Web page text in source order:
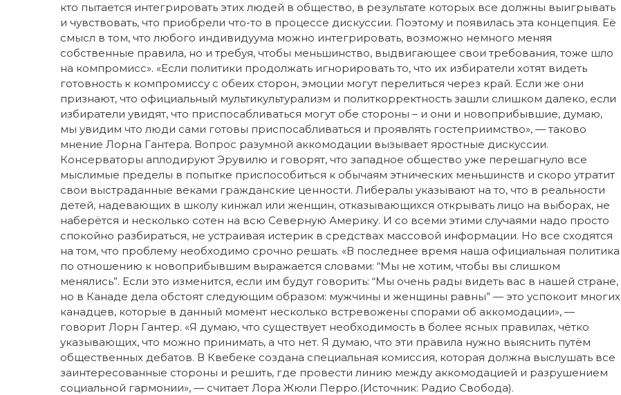
кто пытается интегрировать этих людей в общество, в результате которых все должны выигрывать
и чувствовать, что приобрели что-то в процессе дискуссии. Поэтому и появилась эта концепция. Её
смысл в том, что любого индивидуума можно интегрировать, возможно немного меняя
собственные правила, но и требуя, чтобы меньшинство, выдвигающее свои требования, тоже шло
на компромисс». «Если политики продолжать игнорировать то, что их избиратели хотят видеть
готовность к компромиссу с обеих сторон, эмоции могут перелиться через край. Если же они
признают, что официальный мультикультурализм и политкорректность зашли слишком далеко, если
избиратели увидят, что приспосабливаться могут обе стороны – и они и новоприбывшие, думаю,
мы увидим что люди сами готовы приспосабливаться и проявлять гостеприимство», — таково
мнение Лорна Гантера. Вопрос разумной аккомодации вызывает яростные дискуссии.
Консерваторы аплодируют Эрувилю и говорят, что западное общество уже перешагнуло все
мыслимые пределы в попытке приспособиться к обычаям этнических меньшинств и скоро утратит
свои выстраданные веками гражданские ценности. Либералы указывают на то, что в реальности
детей, надевающих в школу кинжал или женщин, отказывающихся открывать лицо на выборах, не
наберётся и несколько сотен на всю Северную Америку. И со всеми этими случаями надо просто
спокойно разбираться, не устраивая истерик в средствах массовой информации. Но все сходятся
на том, что проблему необходимо срочно решать. «В последнее время наша официальная политика
по отношению к новоприбывшим выражается словами: “Мы не хотим, чтобы вы слишком
менялись”. Если это изменится, если им будут говорить: “Мы очень рады видеть вас в нашей стране,
но в Канаде дела обстоят следующим образом: мужчины и женщины равны” — это успокоит многих
канадцев, которые в данный момент несколько встревожены спорами об аккомодации», —
говорит Лорн Гантер. «Я думаю, что существует необходимость в более ясных правилах, чётко
указывающих, что можно принимать, а что нет. Я думаю, что эти правила нужно выяснить путём
общественных дебатов. В Квебеке создана специальная комиссия, которая должна выслушать все
заинтересованные стороны и решить, где провести линию между аккомодацией и разрушением
социальной гармонии», — считает Лора Жюли Перро.(Источник: Радио Свобода).